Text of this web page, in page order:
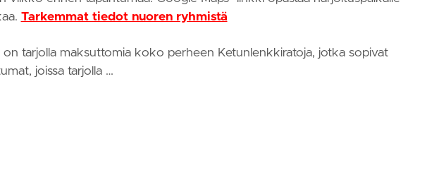
Tarkemmat tiedot nuoren ryhmistä
on tarjolla maksuttomia koko perheen Ketunlenkkiratoja, jotka sopivat
joissa tarjolla …